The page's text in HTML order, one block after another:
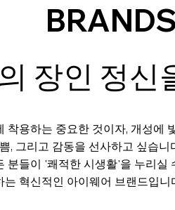
BRANDS
장인 정신
착용하는 중요한 것이자, 개성에
, 그리고 감동을 선사하고 싶습니
분들이 '쾌적한 시생활'을 누리실
는 혁신적인 아이웨어 브랜드입니